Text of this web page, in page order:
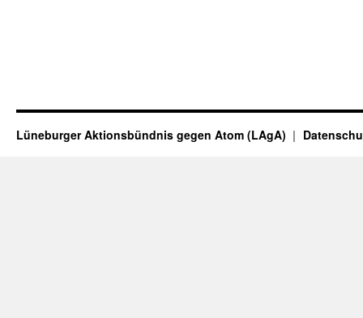
Lüneburger Aktionsbündnis gegen Atom (LAgA)